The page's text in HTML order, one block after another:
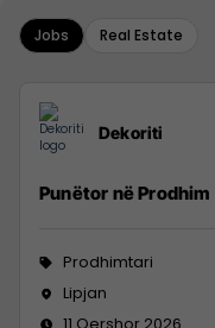
Jobs Real Estate
Dekoriti
Punëtor në Prodhim
Prodhimtari
Lipjan